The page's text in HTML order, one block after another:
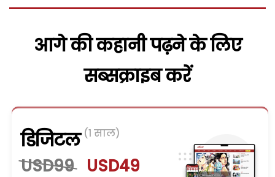
आगे की कहानी पढ़ने के लिए
सब्सक्राइब करें
डिजिटल (1 साल)
USD99 USD49